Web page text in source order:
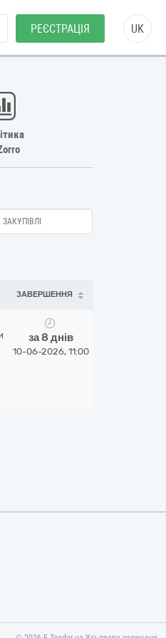
РЕЄСТРАЦІЯ UK
ЗАВЕРШЕННЯ
за 8 днів
10-06-2026, 11:00